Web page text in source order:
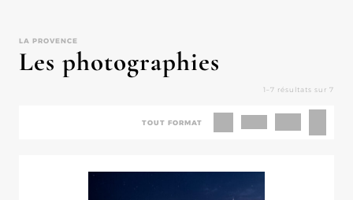
LA PROVENCE
Les photographies
1–7 résultats sur 7
TOUT FORMAT